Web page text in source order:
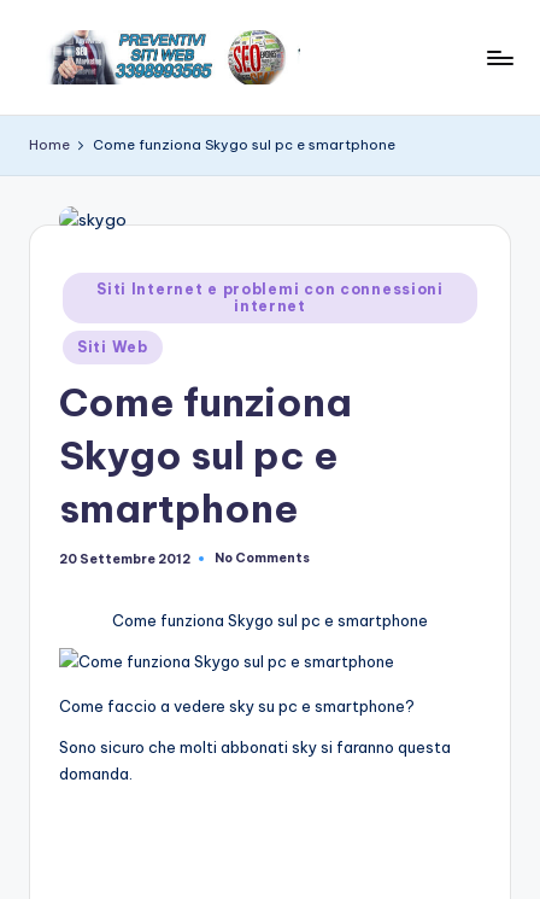
r
e
a
w
si
suggerimenti
hitech
Home Come funziona Skygo sul pc e smartphone
PostedSiti Internet e problemi con connessioni
internet
Siti Web
Come funziona
Skygo sul pc e
smartphone
20 Settembre 2012 No Comments
Come funziona Skygo sul pc e smartphone
Come faccio a vedere sky su pc e smartphone?
Sono sicuro che molti abbonati sky si faranno questa
domanda.